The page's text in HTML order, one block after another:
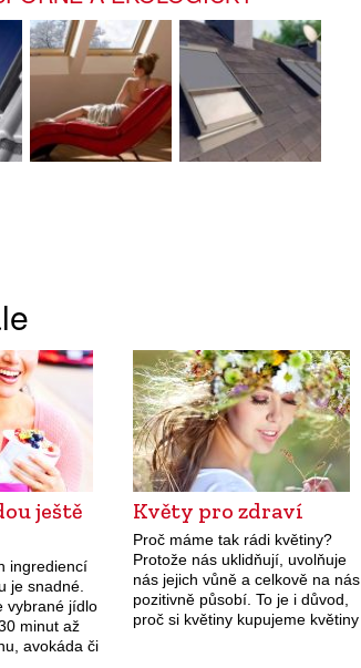
ještě
ingrediencí
je snadné.
vybrané jídlo
minut až
avokáda či
Květy pro zdraví
Proč máme tak rádi květiny?
Protože nás uklidňují, uvolňuje
nás jejich vůně a celkově na nás
pozitivně působí. To je i důvod,
proč si květiny kupujeme květiny